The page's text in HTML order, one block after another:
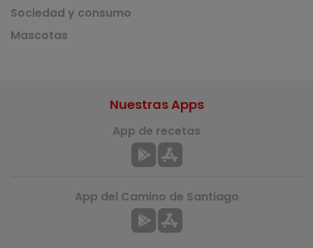
Sociedad y consumo
Mascotas
Nuestras Apps
App de recetas
App del Camino de Santiago